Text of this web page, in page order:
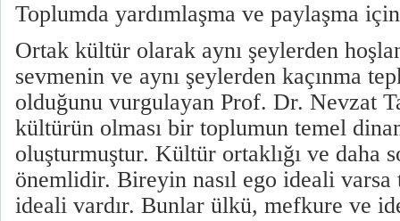
Toplumda yardımlaşma ve paylaşma
Ortak kültür olarak aynı şeylerden
sevmenin ve aynı şeylerden kaçınma
olduğunu vurgulayan Prof. Dr. Nevzat
kültürün olması bir toplumun temel
oluşturmuştur. Kültür ortaklığı ve daha
önemlidir. Bireyin nasıl ego ideali varsa
ideali vardır. Bunlar ülkü, mefkure ve